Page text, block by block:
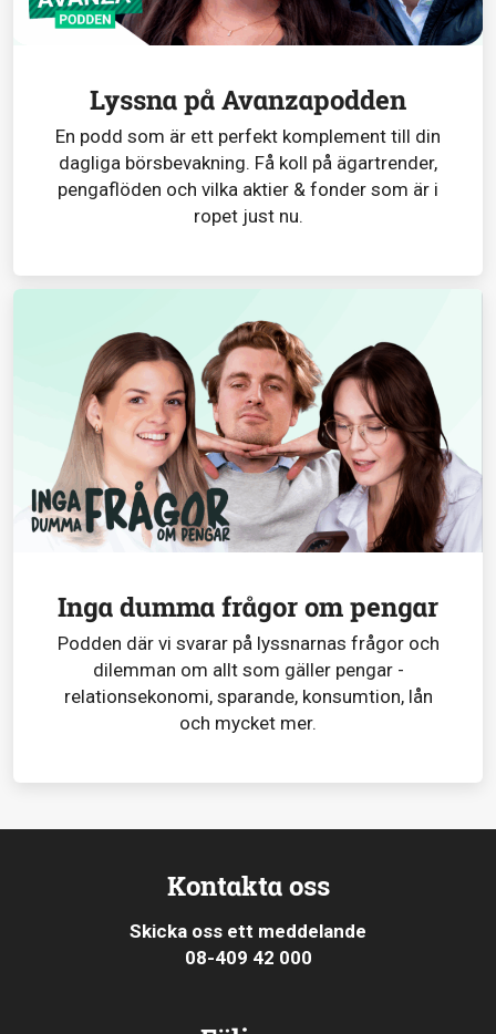
Lyssna på Avanzapodden
En podd som är ett perfekt komplement till din
dagliga börsbevakning. Få koll på ägartrender,
pengaflöden och vilka aktier & fonder som är i
ropet just nu.
Inga dumma frågor om pengar
Podden där vi svarar på lyssnarnas frågor och
dilemman om allt som gäller pengar -
relationsekonomi, sparande, konsumtion, lån
och mycket mer.
Kontakta oss
Skicka oss ett meddelande
08-409 42 000